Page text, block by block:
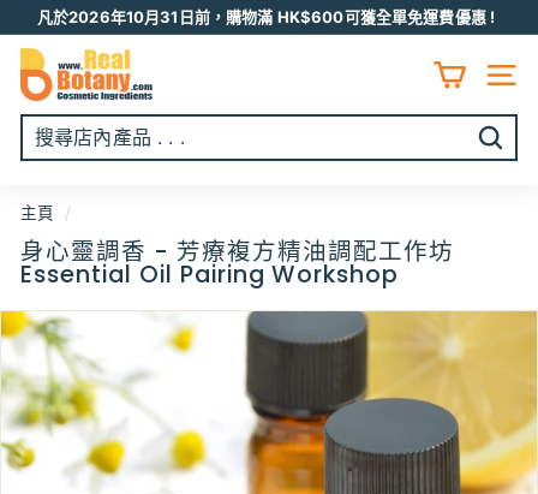
至
凡於2026年10月31日前，購物滿 HK$600可獲全單免運費優惠 !
R
E
A
L
O
T
A
N
Y
網頁
開
主頁 /
身心靈調香 - 芳療複方精油調配工作坊
Essential Oil Pairing Workshop